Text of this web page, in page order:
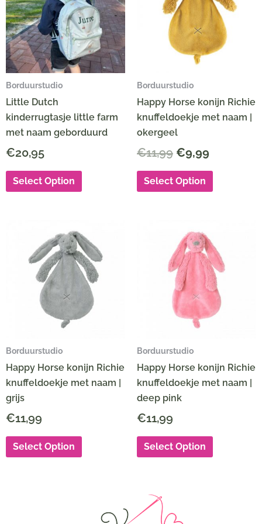
Borduurstudio
Little Dutch
kinderrugtasje little farm
met naam geborduurd
€20,95
Select Option
Borduurstudio
Happy Horse konijn Richie
knuffeldoekje met naam |
okergeel
€11,99
€11,99.
€9,99
€9,99.
Select Option
Borduurstudio
Happy Horse konijn Richie
knuffeldoekje met naam |
grijs
€11,99
Select Option
Borduurstudio
Happy Horse konijn Richie
knuffeldoekje met naam |
deep pink
€11,99
Select Option